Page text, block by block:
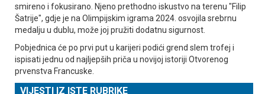
smireno i fokusirano. Njeno prethodno iskustvo na terenu "Filip
Šatrije", gdje je na Olimpijskim igrama 2024. osvojila srebrnu
medalju u dublu, može joj pružiti dodatnu sigurnost.
Pobjednica će po prvi put u karijeri podići grend slem trofej i
ispisati jednu od najljepših priča u novijoj istoriji Otvorenog
prvenstva Francuske.
VIJESTI IZ ISTE RUBRIKE